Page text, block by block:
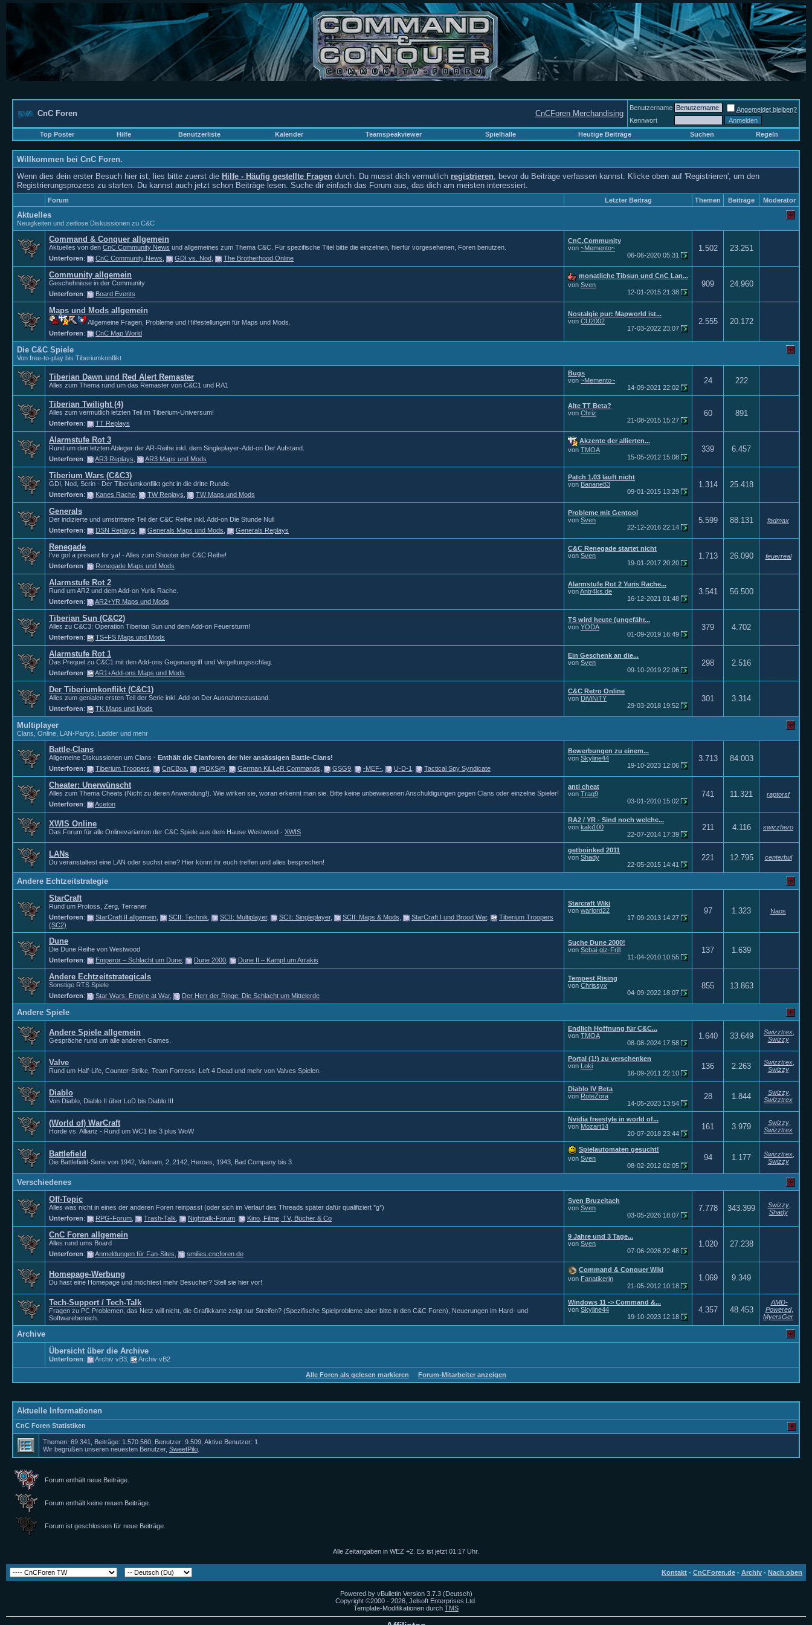
CnCForen Merchandising
CnC Foren
Benutzername
Angemeldet bleiben?
Kennwort
Top Poster
Hilfe Benutzerliste Kalender Teamspeakviewer Spielhalle Heutige Beiträge Suchen Regeln
Willkommen bei CnC Foren.
Wenn dies dein erster Besuch hier ist, lies bitte zuerst die Hilfe - Häufig gestellte Fragen durch. Du musst dich vermutlich registrieren, bevor du Beiträge verfassen kannst. Klicke oben auf 'Registrieren', um den
Registrierungsprozess zu starten. Du kannst auch jetzt schon Beiträge lesen. Suche dir einfach das Forum aus, das dich am meisten interessiert.
Forum Letzter Beitrag Themen Beiträge Moderator
Aktuelles
Neuigkeiten und zeitlose Diskussionen zu C&C
Command & Conquer allgemein
Aktuelles von den CnC Community News und allgemeines zum Thema C&C. Für spezifische Titel bitte die einzelnen, hierfür vorgesehenen, Foren benutzen.
Unterforen: CnC Community News GDI vs. Nod The Brotherhood Online
CnC.Community
von ~Memento~
06-06-2020 05:31
1.502 23.251
Community allgemein
Geschehnisse in der Community
Unterforen: Board Events
monatliche Tibsun und CnC Lan...
von Sven
12-01-2015 21:38
909 24.960
Maps und Mods allgemein
Allgemeine Fragen, Probleme und Hilfestellungen für Maps und Mods.
Unterforen: CnC Map World
Nostalgie pur: Mapworld ist...
von CU2002
17-03-2022 23:07
2.555 20.172
Die C&C Spiele
Von free-to-play bis Tiberiumkonflikt
Tiberian Dawn und Red Alert Remaster
Alles zum Thema rund um das Remaster von C&C1 und RA1
Bugs
von ~Memento~
14-09-2021 22:02
24 222
Tiberian Twilight (4)
Alles zum vermutlich letzten Teil im Tiberium-Universum!
Unterforen: TT Replays
Alte TT Beta?
von Chriz
21-08-2015 15:27
60 891
Alarmstufe Rot 3
Rund um den letzten Ableger der AR-Reihe inkl. dem Singleplayer-Add-on Der Aufstand.
Unterforen: AR3 Replays AR3 Maps und Mods
Akzente der allierten...
von TMOA
15-05-2012 15:08
339 6.457
Tiberium Wars (C&C3)
GDI, Nod, Scrin - Der Tiberiumkonflikt geht in die dritte Runde.
Unterforen: Kanes Rache TW Replays TW Maps und Mods
Patch 1.03 läuft nicht
von Banane83
09-01-2015 13:29
1.314 25.418
Generals
Der indizierte und umstrittene Teil der C&C Reihe inkl. Add-on Die Stunde Null
Unterforen: DSN Replays Generals Maps und Mods Generals Replays
Probleme mit Gentool
von Sven
22-12-2016 22:14
5.599 88.131 fadmax
Renegade
I've got a present for ya! - Alles zum Shooter der C&C Reihe!
Unterforen: Renegade Maps und Mods
C&C Renegade startet nicht
von Sven
19-01-2017 20:20
1.713 26.090 feuerreal
Alarmstufe Rot 2
Rund um AR2 und dem Add-on Yuris Rache.
Unterforen: AR2+YR Maps und Mods
Alarmstufe Rot 2 Yuris Rache...
vonAntr4ks.de
16-12-2021 01:48
3.541 56.500
Tiberian Sun (C&C2)
Alles zu C&C3: Operation Tiberian Sun und dem Add-on Feuersturm!
Unterforen: TS+FS Maps und Mods
TS wird heute (ungefähr...
von YODA
01-09-2019 16:49
379 4.702
Alarmstufe Rot 1
Das Prequel zu C&C1 mit den Add-ons Gegenangriff und Vergeltungsschlag.
Unterforen: AR1+Add-ons Maps und Mods
Ein Geschenk an die...
von Sven
09-10-2019 22:06
298 2.516
Der Tiberiumkonflikt (C&C1)
Alles zum genialen ersten Teil der Serie inkl. Add-on Der Ausnahmezustand.
Unterforen: TK Maps und Mods
C&C Retro Online
von DiViNiTY
29-03-2018 19:52
301 3.314
Multiplayer
Clans, Online, LAN-Partys, Ladder und mehr
Battle-Clans
Allgemeine Diskussionen um Clans - Enthält die Clanforen der hier ansässigen Battle-Clans!
Unterforen: Tiberium Troopers CnCBoa @DKS@ German KiLLeR Commands GSG9 -MEF- U-D-1 Tactical Spy Syndicate
Bewerbungen zu einem...
von Skyline44
19-10-2023 12:06
3.713 84.003
Cheater: Unerwünscht
Alles zum Thema Cheats (Nicht zu deren Anwendung!). Wie wirken sie, woran erkennt man sie. Bitte keine unbewiesenen Anschuldigungen gegen Clans oder einzelne Spieler!
Unterforen: Aceton
anti cheat
von Traq9
03-01-2010 15:02
741 11.321 raptorsf
XWIS Online
Das Forum für alle Onlinevarianten der C&C Spiele aus dem Hause Westwood - XWIS
RA2 / YR - Sind noch welche...
von kaki100
22-07-2014 17:39
211 4.116 swizzhero
LANs
Du veranstaltest eine LAN oder suchst eine? Hier könnt ihr euch treffen und alles besprechen!
getboinked 2011
von Shady
22-05-2015 14:41
221 12.795 centerbul
Andere Echtzeitstrategie
StarCraft
Rund um Protoss, Zerg, Terraner
Unterforen: StarCraft II allgemein SCII: Technik SCII: Multiplayer, SCII: Singleplayer, SCII: Maps & Mods StarCraft I und Brood War,
Tiberium Troopers
(SC2)
Starcraft Wiki
von warlord22
17-09-2013 14:27
97 1.323 Naos
Dune
Die Dune Reihe von Westwood
Unterforen: Emperor – Schlacht um Dune Dune 2000 Dune II – Kampf um Arrakis
Suche Dune 2000!
von Sebai-giz-Frill
11-04-2010 10:55
137 1.639
Andere Echtzeitstrategicals
Sonstige RTS Spiele
Unterforen: Star Wars: Empire at War, Der Herr der Ringe: Die Schlacht um Mittelerde
Tempest Rising
von Chrissyx
04-09-2022 18:07
855 13.863
Andere Spiele
Andere Spiele allgemein
Gespräche rund um alle anderen Games.
Endlich Hoffnung für C&C...
von TMOA
08-08-2024 17:58
1.640 33.649 Swizztrex
Swizzy
Valve
Rund um Half-Life, Counter-Strike, Team Fortress, Left 4 Dead und mehr von Valves Spielen.
Portal (1!) zu verschenken
von Loki
16-09-2011 22:10
136 2.263 Swizztrex
Swizzy
Diablo
Von Diablo, Diablo II über LoD bis Diablo III
Diablo IV Beta
von RoteZora
14-05-2023 13:54
28 1.844 Swizzy,
Swizztrex
(World of) WarCraft
Horde vs. Allianz - Rund um WC1 bis 3 plus WoW
Nvidia freestyle in world of...
von Mozart14
20-07-2018 23:44
161 3.979 Swizzy,
Swizztrex
Battlefield
Die Battlefield-Serie von 1942, Vietnam, 2, 2142, Heroes, 1943, Bad Company bis 3.
Spielautomaten gesucht!
von Sven
08-02-2012 02:05
94 1.177 Swizztrex
Swizzy
Verschiedenes
Off-Topic
Alles was nicht in eines der anderen Foren reinpasst (oder sich im Verlauf des Threads später dafür qualifiziert *g*)
Unterforen: RPG-Forum Trash-Talk Nighttalk-Forum Kino, Filme, TV, Bücher & Co
Sven Bruzeltach
von Sven
03-05-2026 18:07
7.778 343.399 Swizzy,
Shady
CnC Foren allgemein
Alles rund ums Board
Unterforen: Anmeldungen für Fan-Sites smilies.cncforen.de
9 Jahre und 3 Tage...
von Sven
07-06-2026 22:48
1.020 27.238
Homepage-Werbung
Du hast eine Homepage und möchtest mehr Besucher? Stell sie hier vor!
Command & Conquer Wiki
von Fanatikerin
21-05-2012 10:18
1.069 9.349
Tech-Support / Tech-Talk
Fragen zu PC Problemen, das Netz will nicht, die Grafikkarte zeigt nur Streifen? (Spezifische Spielprobleme aber bitte in den C&C Foren), Neuerungen im Hard- und
Softwarebereich.
Windows 11 -> Command &...
von Skyline44
19-10-2023 12:18
4.357 48.453
AMD-
Powered,
MyersGer
Archive
Übersicht über die Archive
Unterforen: Archiv vB3 Archiv vB2
Alle Foren als gelesen markieren Forum-Mitarbeiter anzeigen
Aktuelle Informationen
CnC Foren Statistiken
Themen: 69.341, Beiträge: 1.570.560, Benutzer: 9.509, Aktive Benutzer: 1
Wir begrüßen unseren neuesten Benutzer, SweetPiki
Forum enthält neue Beiträge.
Forum enthält keine neuen Beiträge.
Forum ist geschlossen für neue Beiträge.
Alle Zeitangaben in WEZ +2. Es ist jetzt 01:17 Uhr.
Kontakt - CnCForen.de - Archiv - Nach oben
Powered by vBulletin Version 3.7.3 (Deutsch)
Copyright ©2000 - 2026, Jelsoft Enterprises Ltd.
Template-Modifikationen durch TMS